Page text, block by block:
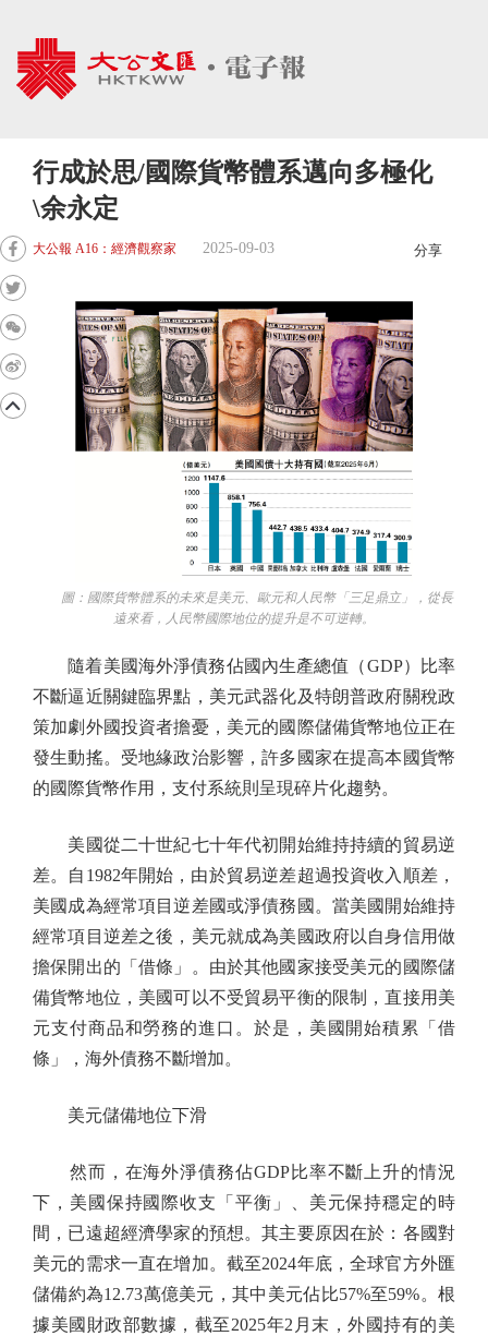
行成於思/國際貨幣體系邁向多極化
\余永定
大公報 A16：經濟觀察家 2025-09-03 分享
圖：國際貨幣體系的未來是美元、歐元和人民幣「三足鼎立」，從長
遠來看，人民幣國際地位的提升是不可逆轉。
隨着美國海外淨債務佔國內生產總值（GDP）比率
不斷逼近關鍵臨界點，美元武器化及特朗普政府關稅政
策加劇外國投資者擔憂，美元的國際儲備貨幣地位正在
發生動搖。受地緣政治影響，許多國家在提高本國貨幣
的國際貨幣作用，支付系統則呈現碎片化趨勢。
美國從二十世紀七十年代初開始維持持續的貿易逆
差。自1982年開始，由於貿易逆差超過投資收入順差，
美國成為經常項目逆差國或淨債務國。當美國開始維持
經常項目逆差之後，美元就成為美國政府以自身信用做
擔保開出的「借條」。由於其他國家接受美元的國際儲
備貨幣地位，美國可以不受貿易平衡的限制，直接用美
元支付商品和勞務的進口。於是，美國開始積累「借
條」，海外債務不斷增加。
美元儲備地位下滑
然而，在海外淨債務佔GDP比率不斷上升的情況
下，美國保持國際收支「平衡」、美元保持穩定的時
間，已遠超經濟學家的預想。其主要原因在於：各國對
美元的需求一直在增加。截至2024年底，全球官方外匯
儲備約為12.73萬億美元，其中美元佔比57%至59%。根
據美國財政部數據，截至2025年2月末，外國持有的美